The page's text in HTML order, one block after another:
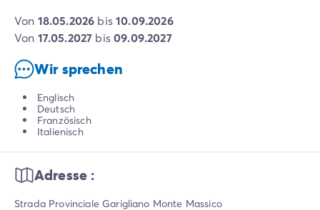
von 18.05.2026 bis10.09.2026
von 17.05.2027 bis09.09.2027
Wir sprechen
Englisch
Deutsch
Französisch
Italienisch
Adresse :
Strada Provinciale Garigliano Monte Massico